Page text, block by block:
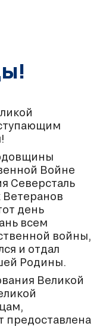
Войне
Северсталь
Ветеранов
день
всем
войны,
и отдал
Родины.
Великой
предоставлена